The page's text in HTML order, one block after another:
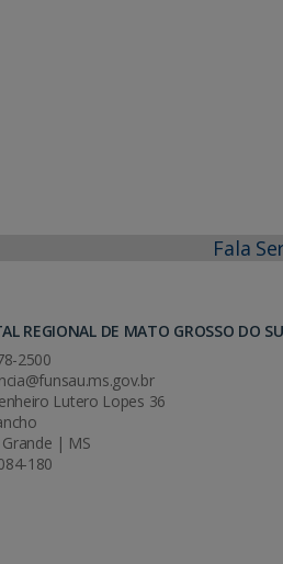
Fala
REGIONAL DE MATO GROSSO DO
2500
Lutero Lopes 36
| MS
180